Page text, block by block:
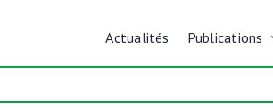
Actualités Publications